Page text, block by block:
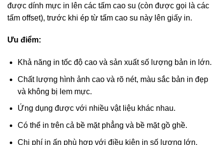
được dính mực in lên các tấm cao su (còn được gọi là các
tấm offset), trước khi ép từ tấm cao su này lên giấy in.
Ưu điểm:
Khả năng in tốc độ cao và sản xuất số lượng bản in lớn.
Chất lượng hình ảnh cao và rõ nét, màu sắc bản in đẹp
và không bị lem mực.
Ứng dụng được với nhiều vật liệu khác nhau.
Có thể in trên cả bề mặt phẳng và bề mặt gồ ghề.
Chi phí in ấn phù hợp với điều kiện in số lượng lớn.